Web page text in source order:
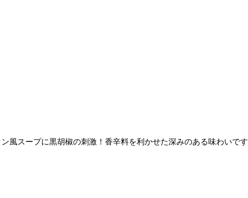
風スープに黒胡椒の刺激！香辛料を利かせた深みのある味わいで